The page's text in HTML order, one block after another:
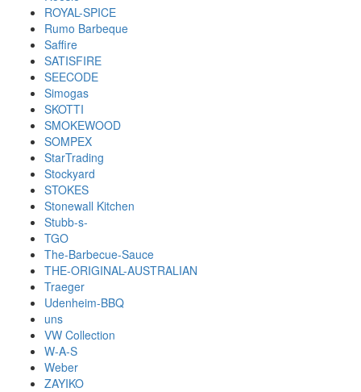
ROYAL-SPICE
Rumo Barbeque
Saffire
SATISFIRE
SEECODE
Simogas
SKOTTI
SMOKEWOOD
SOMPEX
StarTrading
Stockyard
STOKES
Stonewall Kitchen
Stubb-s-
TGO
The-Barbecue-Sauce
THE-ORIGINAL-AUSTRALIAN
Traeger
Udenheim-BBQ
uns
VW Collection
W-A-S
Weber
ZAYIKO